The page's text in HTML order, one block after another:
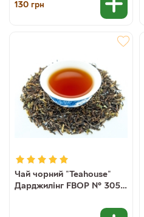
130 грн
Чай чорний "Teahouse"
Дарджилінг FBOP № 305,